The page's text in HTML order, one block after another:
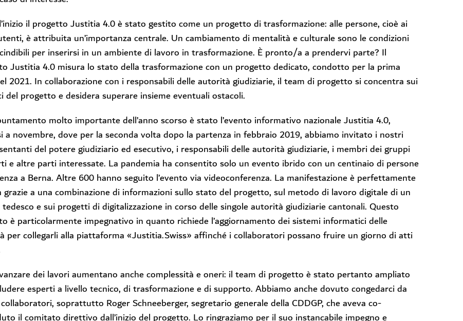
il progetto Justitia 4.0 è stato gestito come un progetto di trasformazione: alle persone, cioè ai
è attribuita un’importanza centrale. Un cambiamento di mentalità e culturale sono le condizioni
per inserirsi in un ambiente di lavoro in trasformazione. È pronto/a a prendervi parte? Il
Justitia 4.0 misura lo stato della trasformazione con un progetto dedicato, condotto per la prima
2021. In collaborazione con i responsabili delle autorità giudiziarie, il team di progetto si concentra sui
del progetto e desidera superare insieme eventuali ostacoli.
molto importante dell’anno scorso è stato l’evento informativo nazionale Justitia 4.0,
a novembre, dove per la seconda volta dopo la partenza in febbraio 2019, abbiamo invitato i nostri
del potere giudiziario ed esecutivo, i responsabili delle autorità giudiziarie, i membri dei gruppi
e altre parti interessate. La pandemia ha consentito solo un evento ibrido con un centinaio di persone
a Berna. Altre 600 hanno seguito l’evento via videoconferenza. La manifestazione è perfettamente
grazie a una combinazione di informazioni sullo stato del progetto, sul metodo di lavoro digitale di un
e sui progetti di digitalizzazione in corso delle singole autorità giudiziarie cantonali. Questo
è particolarmente impegnativo in quanto richiede l’aggiornamento dei sistemi informatici delle
per collegarli alla piattaforma «Justitia.Swiss» affinché i collaboratori possano fruire un giorno di atti
dei lavori aumentano anche complessità e oneri: il team di progetto è stato pertanto ampliato
esperti a livello tecnico, di trasformazione e di supporto. Abbiamo anche dovuto congedarci da
soprattutto Roger Schneeberger, segretario generale della CDDGP, che aveva co-
il comitato direttivo dall’inizio del progetto. Lo ringraziamo per il suo instancabile impegno e